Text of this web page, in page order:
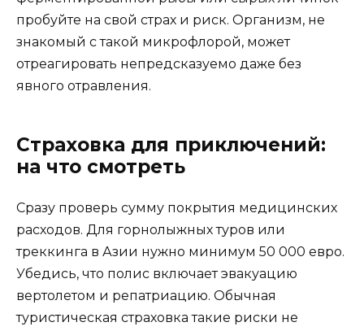
пробуйте на свой страх и риск. Организм, не
знакомый с такой микрофлорой, может
отреагировать непредсказуемо даже без
явного отравления.
Страховка для приключений:
на что смотреть
Сразу проверь сумму покрытия медицинских
расходов. Для горнолыжных туров или
треккинга в Азии нужно минимум 50 000 евро.
Убедись, что полис включает эвакуацию
вертолетом и репатриацию. Обычная
туристическая страховка такие риски не